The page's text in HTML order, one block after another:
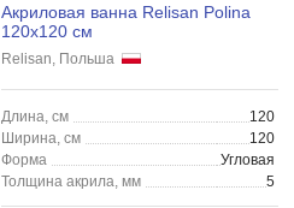
Акриловая ванна Relisan Polina
120x120 см
Relisan, Польша
Длина, см
120
Ширина, см
120
Форма
Угловая
Толщина акрила, мм
5